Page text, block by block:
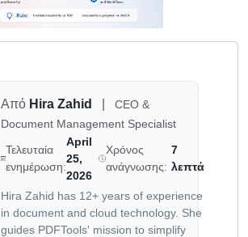
Από Hira Zahid
CEO &
Document Management Specialist
Τελευταία
ενημέρωση:
April
25,
2026
Χρόνος
ανάγνωσης:
7
λεπτά
Hira Zahid has 12+ years of experience
in document and cloud technology. She
guides PDFTools' mission to simplify